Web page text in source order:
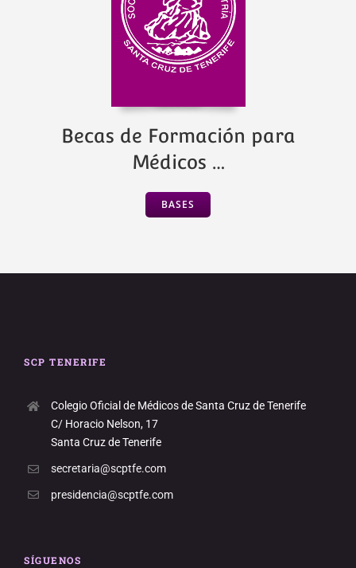
Becas de Formación para
Médicos …
BASES
SCP TENERIFE
Colegio Oficial de Médicos de Santa Cruz de Tenerife
C/ Horacio Nelson, 17
Santa Cruz de Tenerife
secretaria@scptfe.com
presidencia@scptfe.com
SÍGUENOS